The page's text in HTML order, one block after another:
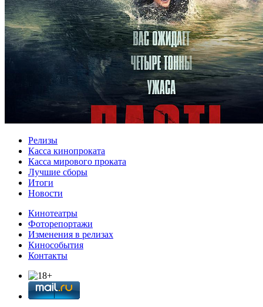
Релизы
Касса кинопроката
Касса мирового проката
Лучшие сборы
Итоги
Новости
Кинотеатры
Фоторепортажи
Изменения в релизах
Кинособытия
Контакты